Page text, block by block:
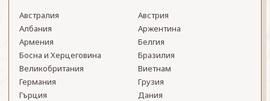
Австралия
Австрия
Албания
Аржентина
Армения
Белгия
Босна и Херцеговина
Бразилия
Великобритания
Виетнам
Германия
Грузия
Гърция
Дания